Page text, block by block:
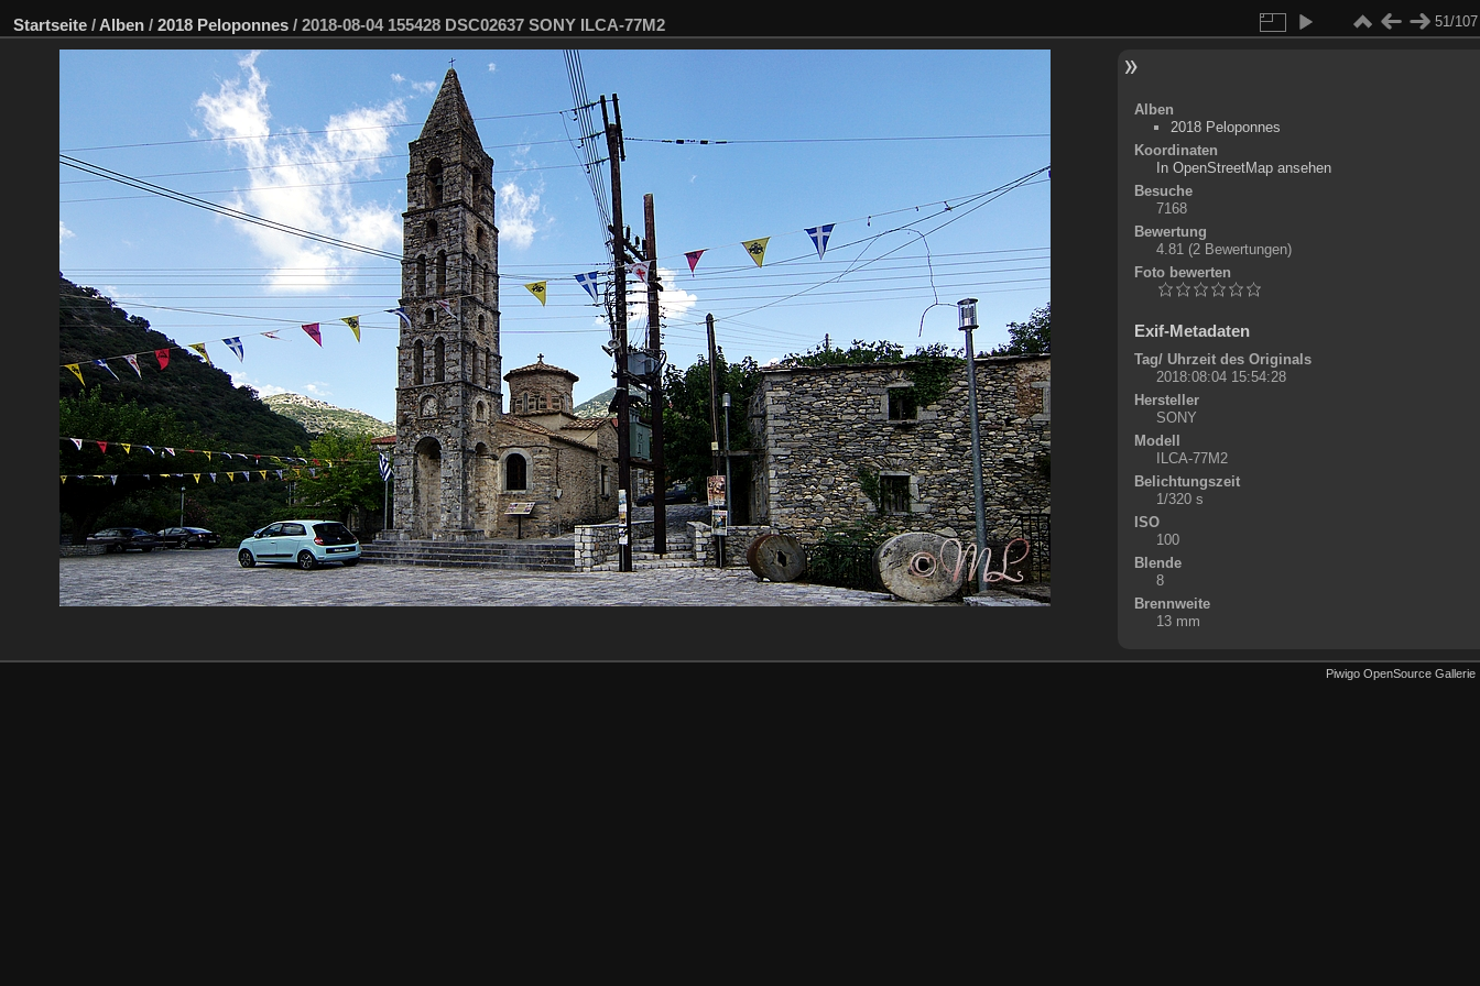
Startseite / Alben / 2018 Peloponnes / 2018-08-04 155428 DSC02637 SONY ILCA-77M2 51/107
Alben
2018 Peloponnes
Koordinaten
+
-
In OpenStreetMap ansehen
Besuche
7168
Bewertung
4.81 (2 Bewertungen)
Foto bewerten
Exif-Metadaten
Tag/ Uhrzeit des Originals
2018:08:04 15:54:28
Hersteller
SONY
Modell
ILCA-77M2
Belichtungszeit
1/320 s
ISO
100
Blende
8
Brennweite
13 mm
Piwigo OpenSource Gallerie